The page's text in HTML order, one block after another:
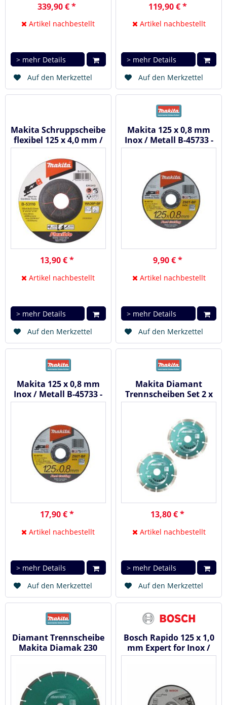
339,90 € *
Artikel nachbestellt
> mehr Details
Auf den Merkzettel
119,90 € *
Artikel nachbestellt
> mehr Details
Auf den Merkzettel
Makita Schruppscheibe
flexibel 125 x 4,0 mm /
5 Stck.
13,90 € *
Artikel nachbestellt
> mehr Details
Auf den Merkzettel
Makita 125 x 0,8 mm
Inox / Metall B-45733 -
Trennscheibe 10 Stck.
9,90 € *
Artikel nachbestellt
> mehr Details
Auf den Merkzettel
Makita 125 x 0,8 mm
Inox / Metall B-45733 -
Trennscheibe 20 Stck.
17,90 € *
Artikel nachbestellt
> mehr Details
Auf den Merkzettel
Makita Diamant
Trennscheiben Set 2 x
Diamak DS 125 mm x
13,80 € *
Artikel nachbestellt
> mehr Details
Auf den Merkzettel
Diamant Trennscheibe
Makita Diamak 230
mm x 22 P-44155
Bosch Rapido 125 x 1,0
mm Expert for Inox /
Metall - Trennscheibe...